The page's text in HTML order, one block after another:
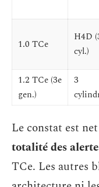
1.0 TCe
H4D
cyl.)
1.2 TCe (3e
gen.)
3
Le constat est
totalité des
TCe. Les autres